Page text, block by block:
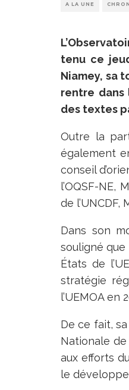
A LA UNE
tenu ce
Niamey, sa
rentre dans
des textes
Outre la
également
conseil
l’OQSF-
de l’UNCDF,
Dans son
souligné
États de
stratégie
l’UEMOA en
De ce fait,
Nationale de
aux efforts
le